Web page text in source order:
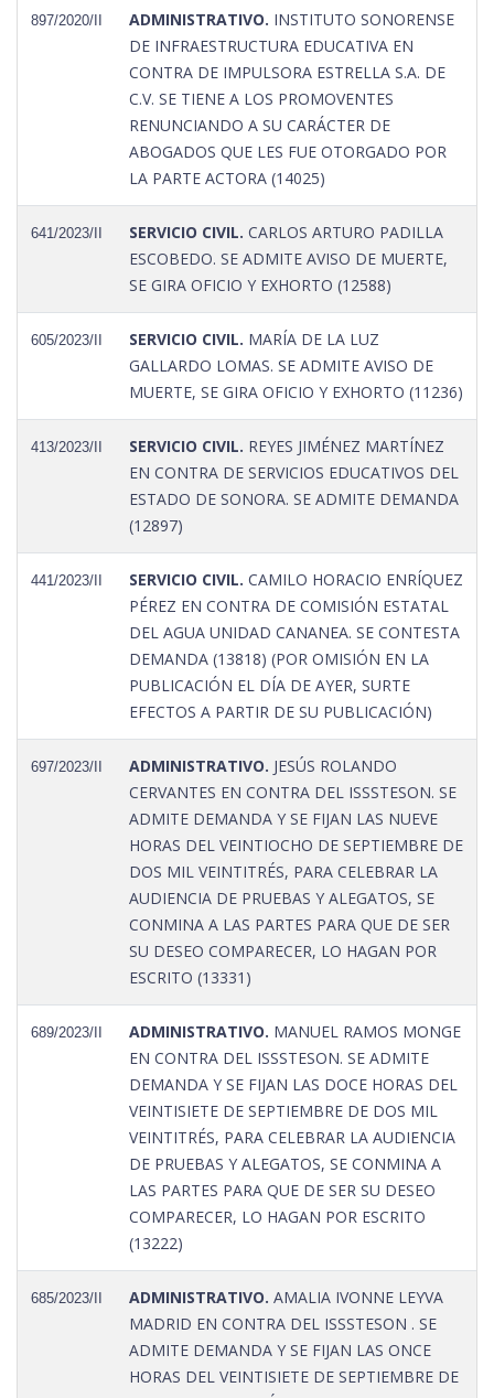
897/2020/II ADMINISTRATIVO. INSTITUTO SONORENSE
DE INFRAESTRUCTURA EDUCATIVA EN
CONTRA DE IMPULSORA ESTRELLA S.A. DE
C.V. SE TIENE A LOS PROMOVENTES
RENUNCIANDO A SU CARÁCTER DE
ABOGADOS QUE LES FUE OTORGADO POR
LA PARTE ACTORA (14025)
641/2023/II SERVICIO CIVIL. CARLOS ARTURO PADILLA
ESCOBEDO. SE ADMITE AVISO DE MUERTE,
SE GIRA OFICIO Y EXHORTO (12588)
605/2023/II SERVICIO CIVIL. MARÍA DE LA LUZ
GALLARDO LOMAS. SE ADMITE AVISO DE
MUERTE, SE GIRA OFICIO Y EXHORTO (11236)
413/2023/II SERVICIO CIVIL. REYES JIMÉNEZ MARTÍNEZ
EN CONTRA DE SERVICIOS EDUCATIVOS DEL
ESTADO DE SONORA. SE ADMITE DEMANDA
(12897)
441/2023/II SERVICIO CIVIL. CAMILO HORACIO ENRÍQUEZ
PÉREZ EN CONTRA DE COMISIÓN ESTATAL
DEL AGUA UNIDAD CANANEA. SE CONTESTA
DEMANDA (13818) (POR OMISIÓN EN LA
PUBLICACIÓN EL DÍA DE AYER, SURTE
EFECTOS A PARTIR DE SU PUBLICACIÓN)
697/2023/II ADMINISTRATIVO. JESÚS ROLANDO
CERVANTES EN CONTRA DEL ISSSTESON. SE
ADMITE DEMANDA Y SE FIJAN LAS NUEVE
HORAS DEL VEINTIOCHO DE SEPTIEMBRE DE
DOS MIL VEINTITRÉS, PARA CELEBRAR LA
AUDIENCIA DE PRUEBAS Y ALEGATOS, SE
CONMINA A LAS PARTES PARA QUE DE SER
SU DESEO COMPARECER, LO HAGAN POR
ESCRITO (13331)
689/2023/II ADMINISTRATIVO. MANUEL RAMOS MONGE
EN CONTRA DEL ISSSTESON. SE ADMITE
DEMANDA Y SE FIJAN LAS DOCE HORAS DEL
VEINTISIETE DE SEPTIEMBRE DE DOS MIL
VEINTITRÉS, PARA CELEBRAR LA AUDIENCIA
DE PRUEBAS Y ALEGATOS, SE CONMINA A
LAS PARTES PARA QUE DE SER SU DESEO
COMPARECER, LO HAGAN POR ESCRITO
(13222)
685/2023/II ADMINISTRATIVO. AMALIA IVONNE LEYVA
MADRID EN CONTRA DEL ISSSTESON . SE
ADMITE DEMANDA Y SE FIJAN LAS ONCE
HORAS DEL VEINTISIETE DE SEPTIEMBRE DE